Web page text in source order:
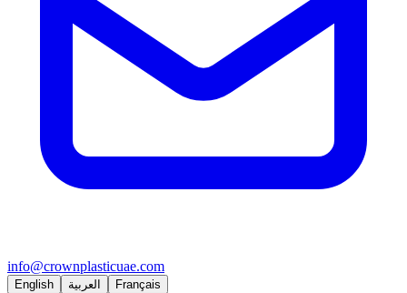
info@crownplasticuae.com
English العربية Français